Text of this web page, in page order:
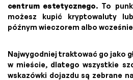
centrum estetycznego. To
możesz kupić kryptowaluty
późnym wieczorem albo
Najwygodniej traktować go jako
w mieście, dlatego wszystkie
wskazówki dojazdu są zebrane